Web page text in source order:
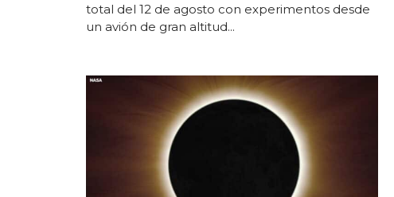
total del 12 de agosto con experimentos desde
un avión de gran altitud...